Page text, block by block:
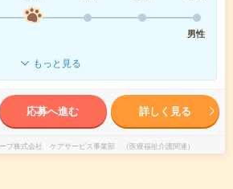
男性
もっと見る
応募へ進む 詳しく見る
プ株式会社 ケアサービス事業部 （医療福祉介護関連）